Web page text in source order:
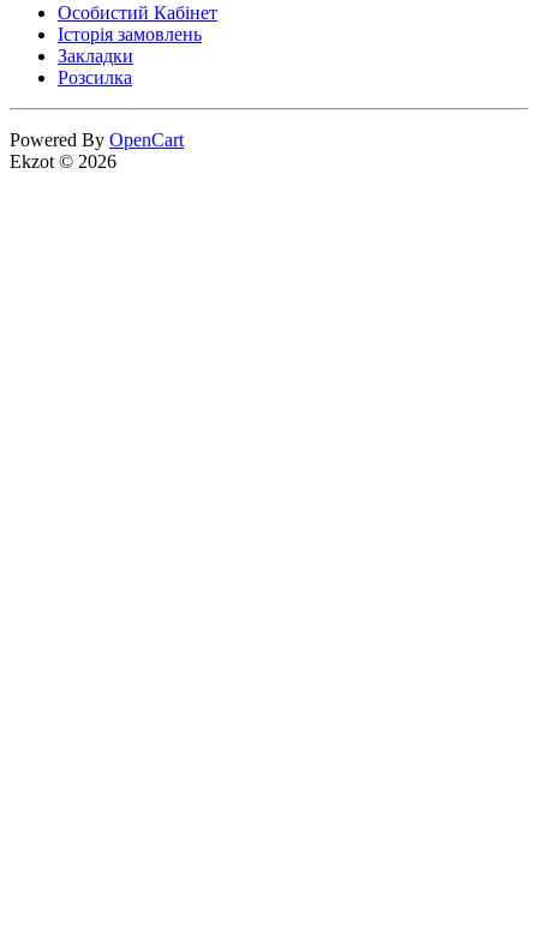
Особистий Кабінет
Історія замовлень
Закладки
Розсилка
Powered By OpenCart
Ekzot © 2026